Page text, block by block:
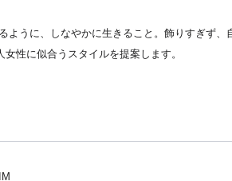
ように、しなやかに生きること。飾りすぎず
性に似合うスタイルを提案します。